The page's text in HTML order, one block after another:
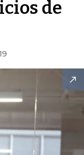
de